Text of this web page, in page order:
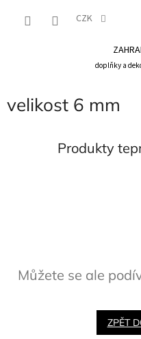
CZK
doplňky a
velikost 6 mm
Produkty
Můžete se ale
ZPĚT